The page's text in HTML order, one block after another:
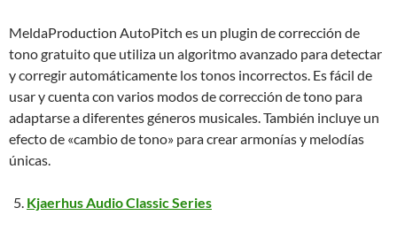
MeldaProduction AutoPitch es un plugin de corrección de
tono gratuito que utiliza un algoritmo avanzado para detectar
y corregir automáticamente los tonos incorrectos. Es fácil de
usar y cuenta con varios modos de corrección de tono para
adaptarse a diferentes géneros musicales. También incluye un
efecto de «cambio de tono» para crear armonías y melodías
únicas.
Kjaerhus Audio Classic Series